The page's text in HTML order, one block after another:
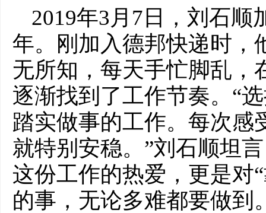
2019年3月7日，刘石顺
年。刚加入德邦快递时，
无所知，每天手忙脚乱，
逐渐找到了工作节奏。“
踏实做事的工作。每次感
就特别安稳。”刘石顺坦
这份工作的热爱，更是对
的事，无论多难都要做到